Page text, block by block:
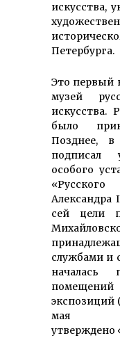
искусства,
Петербурга.
Это первый
музей
искусства.
было
Позднее,
подписал
особого
Александра
сей цели
службами и
началась
экспозиций
мая
утверждено